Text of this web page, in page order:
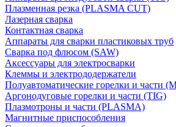
Плазменная резка (PLASMA CUT)
Лазерная сварка
Контактная сварка
Аппараты для сварки пластиковых труб
Сварка под флюсом (SAW)
Аксессуары для электросварки
Клеммы и электрододержатели
Полуавтоматические горелки и части
Аргонодуговые горелки и части (TIG)
Плазмотроны и части (PLASMA)
Магнитные приспособления